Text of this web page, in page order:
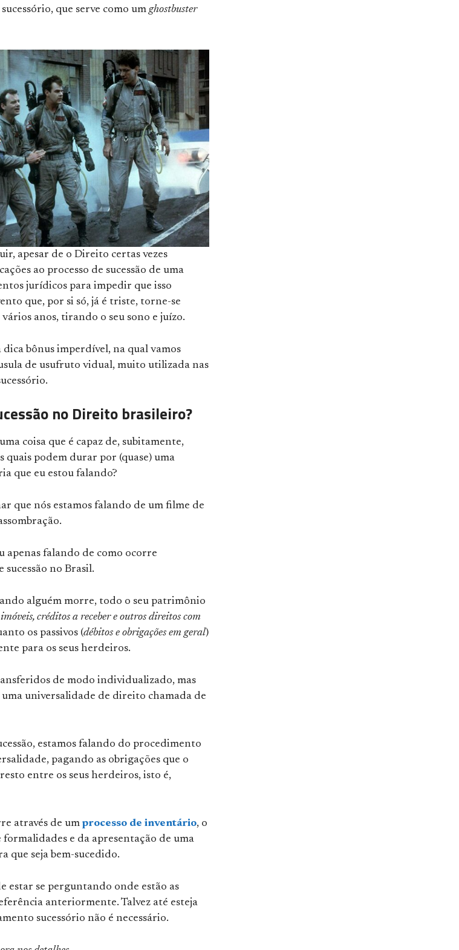
que serve como umghostbuster
apesar de o Direito certas vezes
ao processo de sucessão de uma
jurídicos para impedir que isso
que, por si só, já é triste, torne-se
anos, tirando o seu sono e juízo.
bônus imperdível, na qual vamos
de usufruto vidual, muito utilizada nas
no Direito brasileiro?
coisa que é capaz de, subitamente,
quais podem durar por (quase) uma
que eu estou falando?
que nós estamos falando de um filme de
apenas falando de como ocorre
no Brasil.
alguém morre, todo o seu patrimônio
imóveis, créditos a receber e outros direitos com
os passivos (débitos e obrigações em geral)
para os seus herdeiros.
de modo individualizado, mas
universalidade de direito chamada de
estamos falando do procedimento
pagando as obrigações que o
entre os seus herdeiros, isto é,
através de um processo de inventário, o
e da apresentação de uma
que seja bem-sucedido.
estar se perguntando onde estão as
anteriormente. Talvez até esteja
sucessório não é necessário.